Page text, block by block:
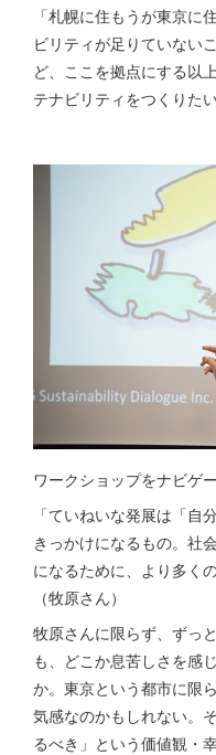
「札幌に住もうが東京に
ビリティが足りていない
ど、ここを拠点にする以
テナビリティをつくりたい
ワークショップをナビゲ
「ていねいな発展は「自
きっかけになるもの。社
になるために、より多く
（牧原さん）
牧原さんに限らず、ずっ
も、どこか息苦しさを感
か。東京という都市に限
気感なのかもしれない。
るべき」という価値観・